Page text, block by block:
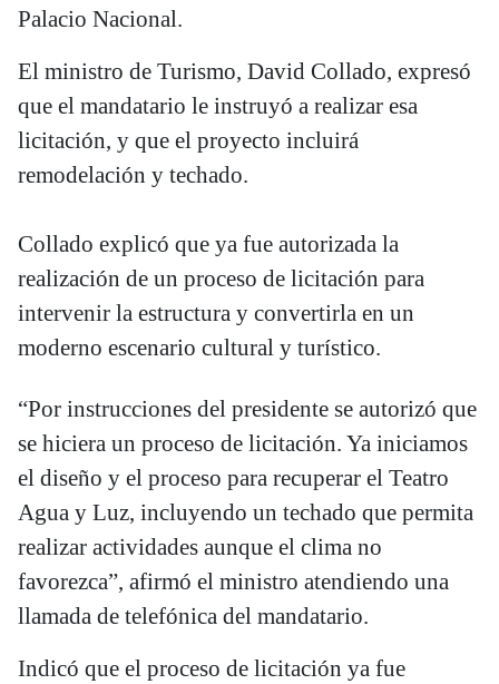
Palacio Nacional.
El ministro de Turismo, David Collado, expresó
que el mandatario le instruyó a realizar esa
licitación, y que el proyecto incluirá
remodelación y techado.
Collado explicó que ya fue autorizada la
realización de un proceso de licitación para
intervenir la estructura y convertirla en un
moderno escenario cultural y turístico.
“Por instrucciones del presidente se autorizó que
se hiciera un proceso de licitación. Ya iniciamos
el diseño y el proceso para recuperar el Teatro
Agua y Luz, incluyendo un techado que permita
realizar actividades aunque el clima no
favorezca”, afirmó el ministro atendiendo una
llamada de telefónica del mandatario.
Indicó que el proceso de licitación ya fue